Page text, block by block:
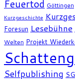
Feuertod Göttingen
Kurzgeschichte
Foresun Lesebühne
Welten Projekt
Selfpublishing